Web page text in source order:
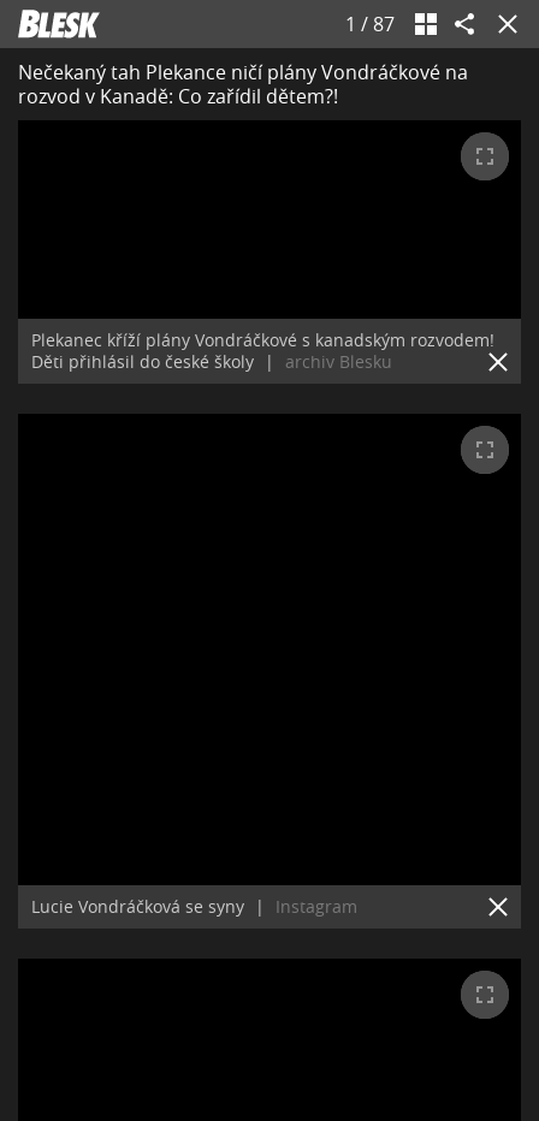
1 / 87
Nečekaný tah Plekance ničí plány Vondráčkové na
rozvod v Kanadě: Co zařídil dětem?!
Plekanec kříží plány Vondráčkové s kanadským rozvodem!
Děti přihlásil do české školy
| archiv Blesku
Lucie Vondráčková se syny | Instagram